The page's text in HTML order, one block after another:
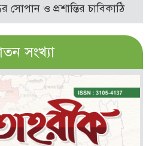
সোপান ও প্রশান্তির চাবিকাঠি
সংখ্যা